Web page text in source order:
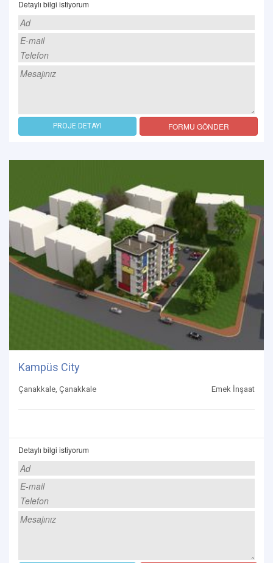
Detaylı bilgi istiyorum
PROJE DETAYI FORMU GÖNDER
Kampüs City
Çanakkale, Çanakkale Emek İnşaat
Detaylı bilgi istiyorum